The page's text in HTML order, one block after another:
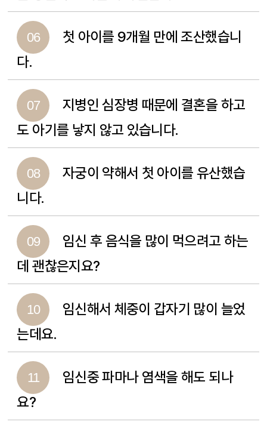
06
첫 아이를 9개월 만에 조산했습니
다.
07
지병인 심장병 때문에 결혼을 하고
도 아기를 낳지 않고 있습니다.
08
자궁이 약해서 첫 아이를 유산했습
니다.
09
임신 후 음식을 많이 먹으려고 하는
데 괜찮은지요?
10
임신해서 체중이 갑자기 많이 늘었
는데요.
11
임신중 파마나 염색을 해도 되나
요?